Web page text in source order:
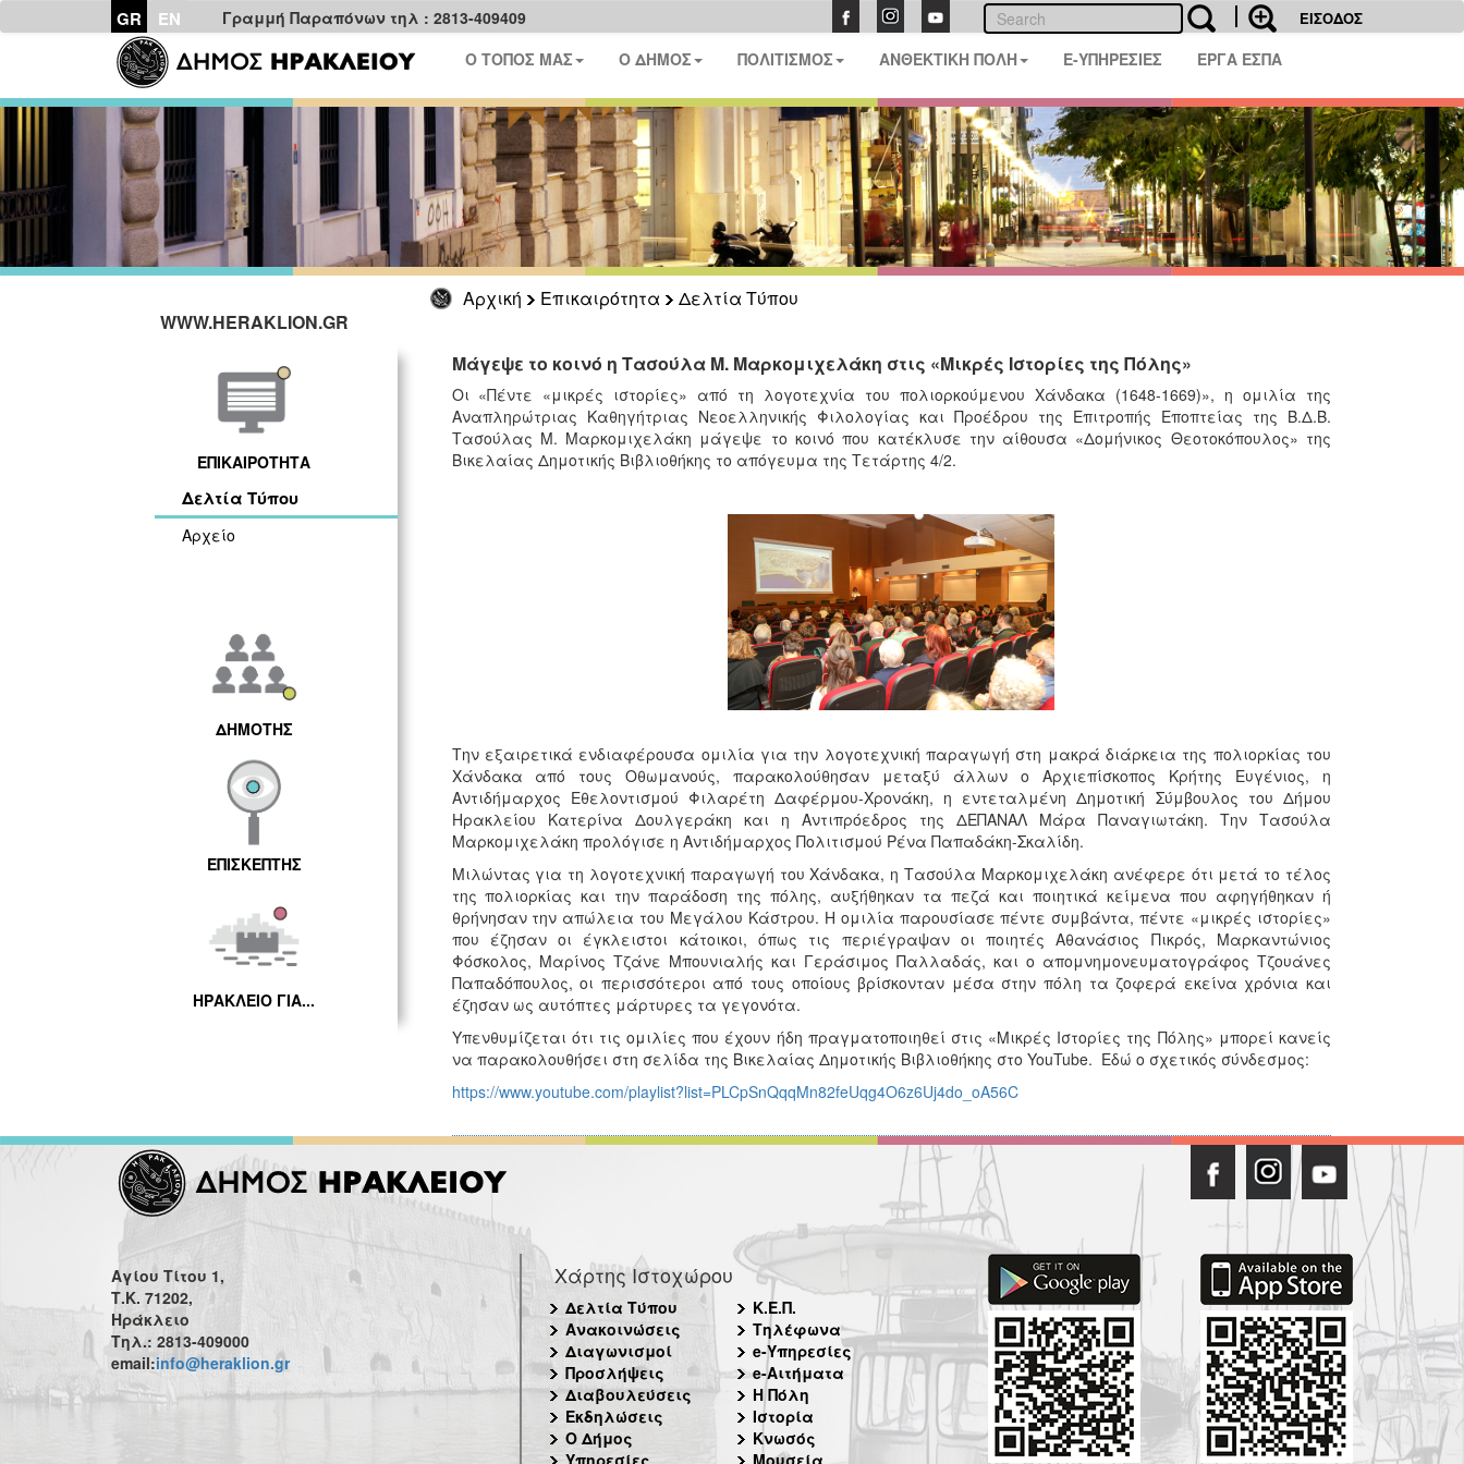
GR EN Γραμμή Παραπόνων τηλ : 2813-409409 ΕΙΣΟΔΟΣ
Ο ΤΟΠΟΣ ΜΑΣ Ο ΔΗΜΟΣ ΠΟΛΙΤΙΣΜΟΣ ΑΝΘΕΚΤΙΚΗ ΠΟΛΗ E-ΥΠΗΡΕΣΙΕΣ ΕΡΓΑ ΕΣΠΑ
Αρχική Επικαιρότητα
Δελτία Τύπου
WWW.HERAKLION.GR
ΕΠΙΚΑΙΡΟΤΗΤΑ
Δελτία Τύπου
Αρχείο
ΔΗΜΟΤΗΣ
ΕΠΙΣΚΕΠΤΗΣ
ΗΡΑΚΛΕΙΟ ΓΙΑ...
Μάγεψε το κοινό η Τασούλα Μ. Μαρκομιχελάκη στις «Μικρές Ιστορίες της Πόλης»
Οι «Πέντε «μικρές ιστορίες» από τη λογοτεχνία του πολιορκούμενου Χάνδακα (1648-1669)», η ομιλία της
Αναπληρώτριας Καθηγήτριας Νεοελληνικής Φιλολογίας και Προέδρου της Επιτροπής Εποπτείας της Β.Δ.Β.
Τασούλας Μ. Μαρκομιχελάκη μάγεψε το κοινό που κατέκλυσε την αίθουσα «Δομήνικος Θεοτοκόπουλος» της
Βικελαίας Δημοτικής Βιβλιοθήκης το απόγευμα της Τετάρτης 4/2.
Την εξαιρετικά ενδιαφέρουσα ομιλία για την λογοτεχνική παραγωγή στη μακρά διάρκεια της πολιορκίας του
Χάνδακα από τους Οθωμανούς, παρακολούθησαν μεταξύ άλλων ο Αρχιεπίσκοπος Κρήτης Ευγένιος, η
Αντιδήμαρχος Εθελοντισμού Φιλαρέτη Δαφέρμου-Χρονάκη, η εντεταλμένη Δημοτική Σύμβουλος του Δήμου
Ηρακλείου Κατερίνα Δουλγεράκη και η Αντιπρόεδρος της ΔΕΠΑΝΑΛ Μάρα Παναγιωτάκη. Την Τασούλα
Μαρκομιχελάκη προλόγισε η Αντιδήμαρχος Πολιτισμού Ρένα Παπαδάκη-Σκαλίδη.
Μιλώντας για τη λογοτεχνική παραγωγή του Χάνδακα, η Τασούλα Μαρκομιχελάκη ανέφερε ότι μετά το τέλος
της πολιορκίας και την παράδοση της πόλης, αυξήθηκαν τα πεζά και ποιητικά κείμενα που αφηγήθηκαν ή
θρήνησαν την απώλεια του Μεγάλου Κάστρου. Η ομιλία παρουσίασε πέντε συμβάντα, πέντε «μικρές ιστορίες»
που έζησαν οι έγκλειστοι κάτοικοι, όπως τις περιέγραψαν οι ποιητές Αθανάσιος Πικρός, Μαρκαντώνιος
Φόσκολος, Μαρίνος Τζάνε Μπουνιαλής και Γεράσιμος Παλλαδάς, και ο απομνημονευματογράφος Τζουάνες
Παπαδόπουλος, οι περισσότεροι από τους οποίους βρίσκονταν μέσα στην πόλη τα ζοφερά εκείνα χρόνια και
έζησαν ως αυτόπτες μάρτυρες τα γεγονότα.
Υπενθυμίζεται ότι τις ομιλίες που έχουν ήδη πραγματοποιηθεί στις «Μικρές Ιστορίες της Πόλης» μπορεί κανείς
να παρακολουθήσει στη σελίδα της Βικελαίας Δημοτικής Βιβλιοθήκης στο YouTube. Εδώ ο σχετικός σύνδεσμος:
https://www.youtube.com/playlist?list=PLCpSnQqqMn82feUqg4O6z6Uj4do_oA56C
Αγίου Τίτου 1,
Τ.Κ. 71202,
Ηράκλειο
Τηλ.: 2813-409000
email:info@heraklion.gr
Χάρτης Ιστοχώρου
Δελτία Τύπου
Ανακοινώσεις
Διαγωνισμοί
Προσλήψεις
Διαβουλεύσεις
Εκδηλώσεις
Ο Δήμος
Υπηρεσίες
Κ.Ε.Π.
Τηλέφωνα
e-Υπηρεσίες
e-Αιτήματα
Η Πόλη
Ιστορία
Κνωσός
Μουσεία